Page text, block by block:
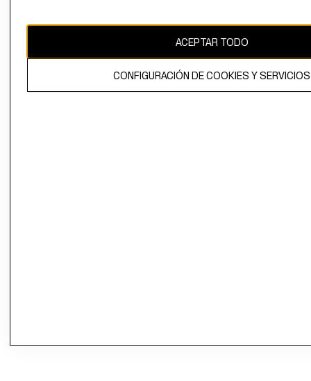
propiedad de H&M Hennes & Mauritz AB.ACEPTAR TODO
CONFIGURACIÓN DE COOKIES Y SERVICIOS